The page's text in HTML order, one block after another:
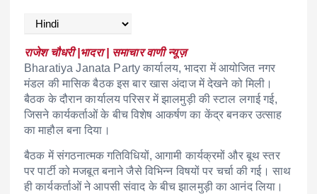
राजेश चौधरी |भादरा | समाचार वाणी न्यूज़
Bharatiya Janata Party कार्यालय, भादरा में आयोजित नगर
मंडल की मासिक बैठक इस बार खास अंदाज में देखने को मिली।
बैठक के दौरान कार्यालय परिसर में झालमुड़ी की स्टाल लगाई गई,
जिसने कार्यकर्ताओं के बीच विशेष आकर्षण का केंद्र बनकर उत्साह
का माहौल बना दिया।
बैठक में संगठनात्मक गतिविधियों, आगामी कार्यक्रमों और बूथ स्तर
पर पार्टी को मजबूत बनाने जैसे विभिन्न विषयों पर चर्चा की गई। साथ
ही कार्यकर्ताओं ने आपसी संवाद के बीच झालमुड़ी का आनंद लिया।